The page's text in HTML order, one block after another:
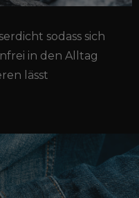
sodass sich
in den Alltag
lässt